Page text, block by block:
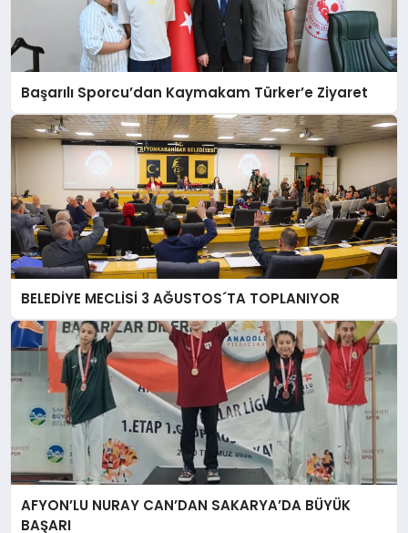
Başarılı Sporcu’dan Kaymakam Türker’e Ziyaret
BELEDİYE MECLİSİ 3 AĞUSTOS´TA TOPLANIYOR
AFYON’LU NURAY CAN’DAN SAKARYA’DA BÜYÜK
BAŞARI